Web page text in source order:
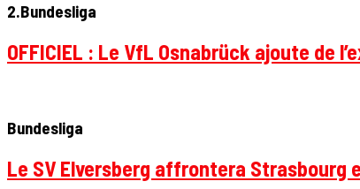
2.Bundesliga
OFFICIEL : Le VfL Osnabrück ajoute de
Bundesliga
Le SV Elversberg affrontera Strasbourg